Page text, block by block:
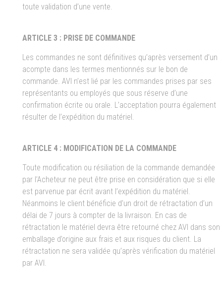
toute validation d’une vente.
ARTICLE 3 : PRISE DE COMMANDE
Les commandes ne sont définitives qu’après versement d’un
acompte dans les termes mentionnés sur le bon de
commande. AVI n’est lié par les commandes prises par ses
représentants ou employés que sous réserve d’une
confirmation écrite ou orale. L’acceptation pourra également
résulter de l’expédition du matériel.
ARTICLE 4 : MODIFICATION DE LA COMMANDE
Toute modification ou résiliation de la commande demandée
par l’Acheteur ne peut être prise en considération que si elle
est parvenue par écrit avant l’expédition du matériel.
Néanmoins le client bénéficie d’un droit de rétractation d’un
délai de 7 jours à compter de la livraison. En cas de
rétractation le matériel devra être retourné chez AVI dans son
emballage d’origine aux frais et aux risques du client. La
rétractation ne sera validée qu’après vérification du matériel
par AVI.